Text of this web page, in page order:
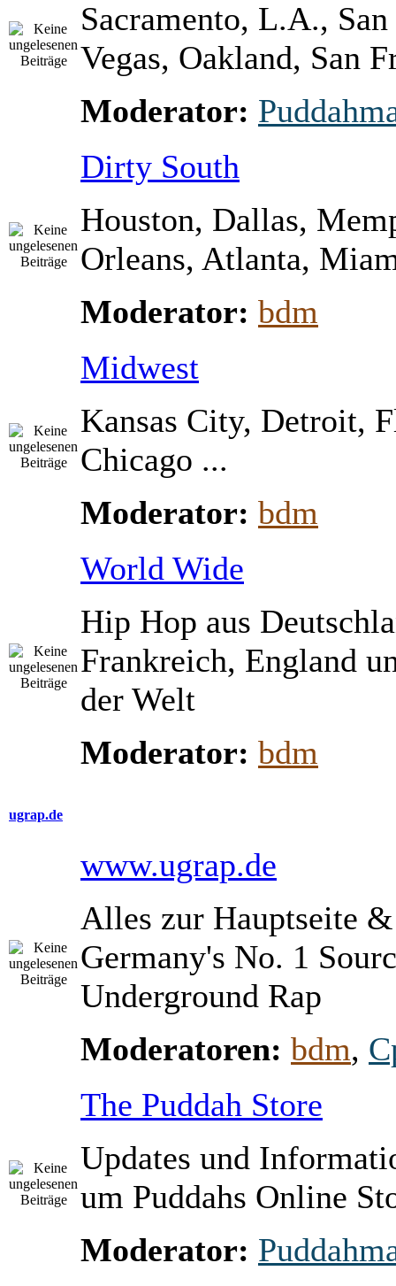
Sacramento, L.A.,
Vegas, Oakland, San
Moderator:
Dirty South
Houston, Dallas,
Orleans, Atlanta,
Moderator: bdm
Midwest
Kansas City, Detroit,
Chicago ...
Moderator: bdm
World Wide
Hip Hop aus
Frankreich, England
der Welt
Moderator: bdm
ugrap.de
www.ugrap.de
Alles zur Hauptseite
Germany's No. 1
Underground Rap
Moderatoren: bdm,
The Puddah Store
Updates und
um Puddahs Online
Moderator: